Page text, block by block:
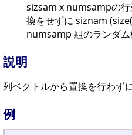
sizsam x numsampの行
換をせずに siznam
numsamp 組のランダ
説明
列ベクトルから置換を行わず
例